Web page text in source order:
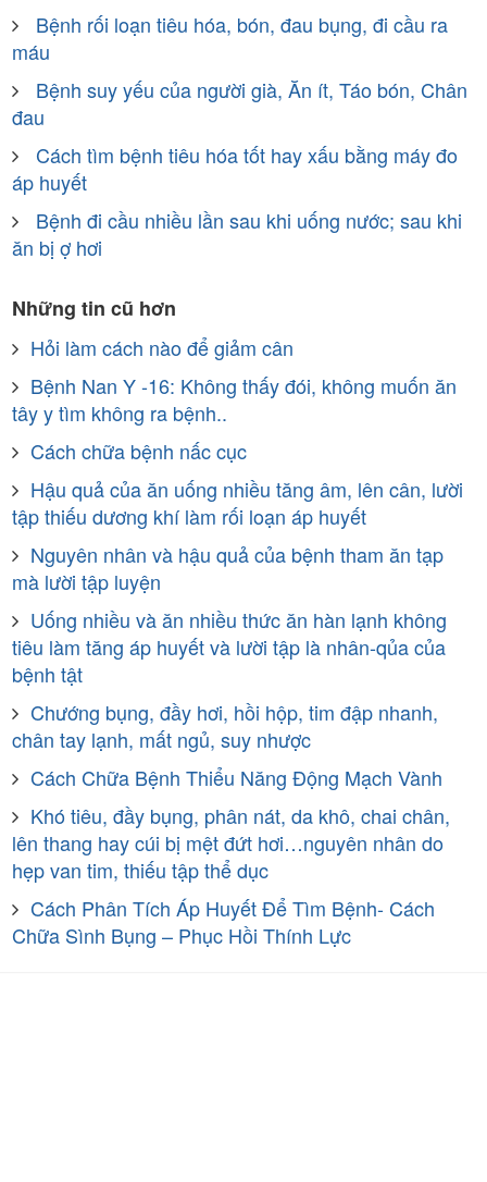
Bệnh rối loạn tiêu hóa, bón, đau bụng, đi cầu ra
máu
Bệnh suy yếu của người già, Ăn ít, Táo bón, Chân
đau
Cách tìm bệnh tiêu hóa tốt hay xấu bằng máy đo
áp huyết
Bệnh đi cầu nhiều lần sau khi uống nước; sau khi
ăn bị ợ hơi
Những tin cũ hơn
Hỏi làm cách nào để giảm cân
Bệnh Nan Y -16: Không thấy đói, không muốn ăn
tây y tìm không ra bệnh..
Cách chữa bệnh nấc cục
Hậu quả của ăn uống nhiều tăng âm, lên cân, lười
tập thiếu dương khí làm rối loạn áp huyết
Nguyên nhân và hậu quả của bệnh tham ăn tạp
mà lười tập luyện
Uống nhiều và ăn nhiều thức ăn hàn lạnh không
tiêu làm tăng áp huyết và lười tập là nhân-qủa của
bệnh tật
Chướng bụng, đầy hơi, hồi hộp, tim đập nhanh,
chân tay lạnh, mất ngủ, suy nhược
Cách Chữa Bệnh Thiểu Năng Động Mạch Vành
Khó tiêu, đầy bụng, phân nát, da khô, chai chân,
lên thang hay cúi bị mệt đứt hơi…nguyên nhân do
hẹp van tim, thiếu tập thể dục
Cách Phân Tích Áp Huyết Để Tìm Bệnh- Cách
Chữa Sình Bụng – Phục Hồi Thính Lực